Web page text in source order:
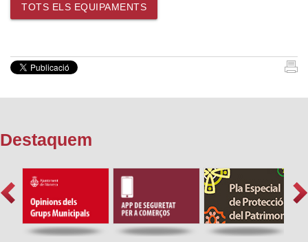
TOTS ELS EQUIPAMENTS
Destaquem